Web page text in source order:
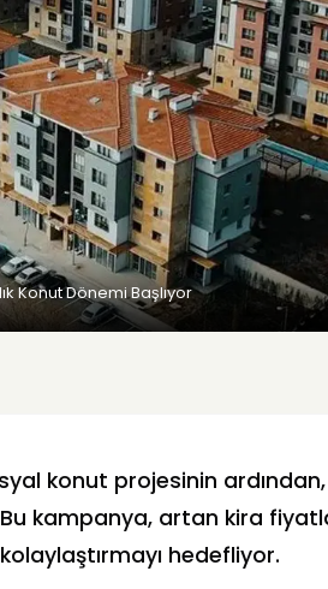
Konut Dönemi Başlıyor
konut projesinin ardından,
kampanya, artan kira
hedefliyor.